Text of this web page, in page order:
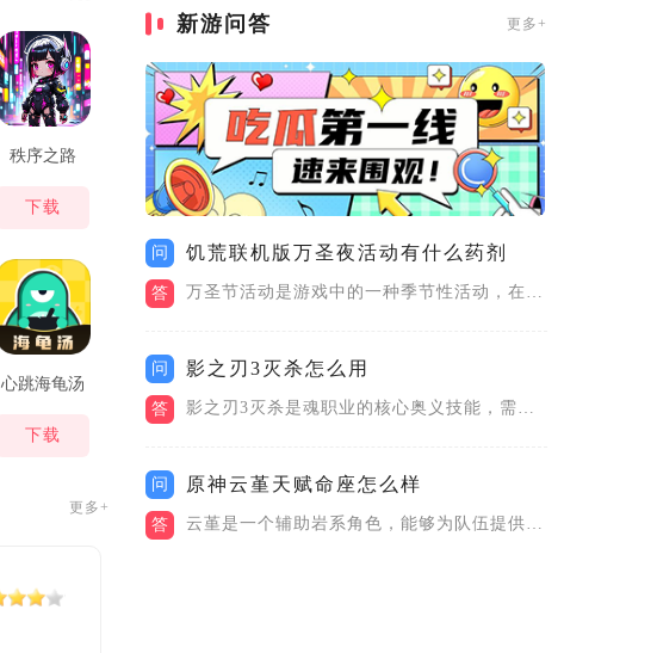
秩序之路
下载
心跳海龟汤
下载
更多+
新游问答 更多+
问 饥荒联机版万圣夜活动有什么药剂
答 万圣节活动是游戏中的一种季节性活动，在万圣节活动期间，玩家可...
问 影之刃3灭杀怎么用
答 影之刃3灭杀是魂职业的核心奥义技能，需奥义值满时释放，释放期...
问 原神云堇天赋命座怎么样
答 云堇是一个辅助岩系角色，能够为队伍提供一些岩元素有关的增益效...